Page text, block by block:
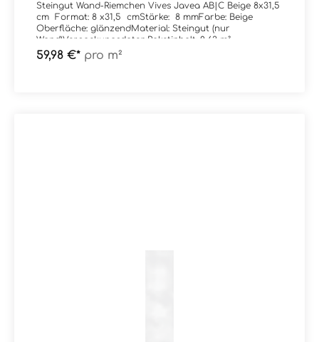
Steingut Wand-Riemchen Vives Javea AB|C Beige 8x31,5
cm Format: 8 x31,5 cmStärke: 8 mmFarbe: Beige
Oberfläche: glänzendMaterial: Steingut (nur
Wand)Verpackungsdaten:Paketinhalt: 0,63 m²
59,98 €* pro m²